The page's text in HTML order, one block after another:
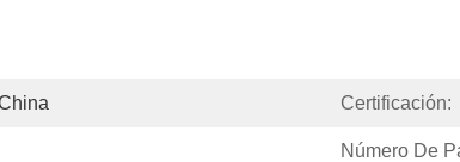
Certificación:
Número De